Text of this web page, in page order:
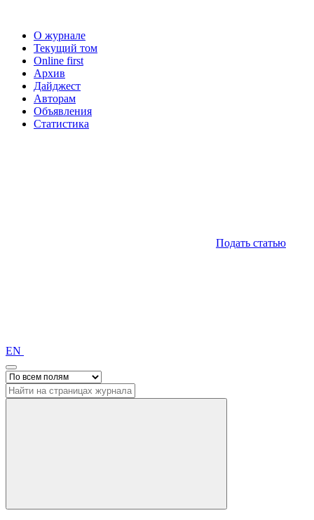
О журнале
Текущий том
Online first
Архив
Дайджест
Авторам
Объявления
Статистика
Подать статью
EN